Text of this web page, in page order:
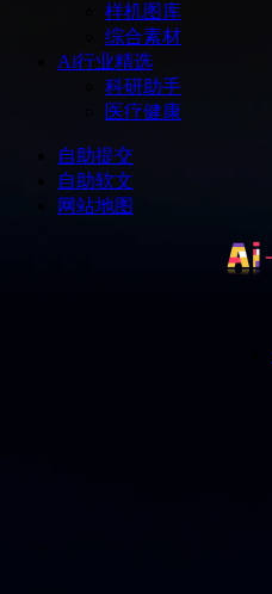
样机图库
综合素材
Ai行业精选
科研助手
医疗健康
自助提交
自助软文
网站地图